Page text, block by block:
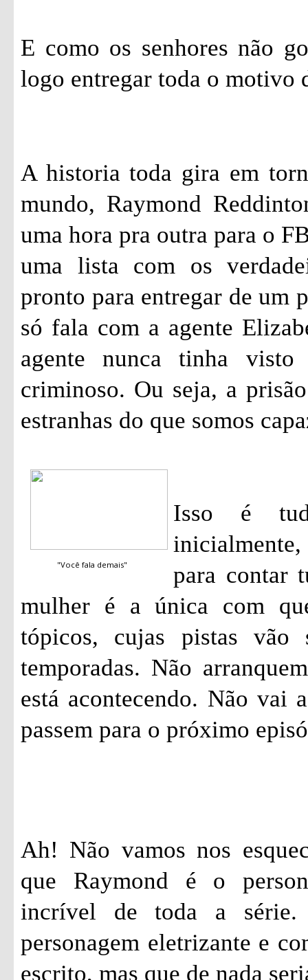
E como os senhores não
logo entregar toda o motivo
A historia toda gira em
mundo, Raymond
uma hora pra outra para o
uma lista com os
pronto para entregar de um
só fala com a agente
agente nunca tinha
criminoso. Ou seja, a
estranhas do que somos
"Você fala demais"
Isso é
para contar
mulher é a única com
tópicos, cujas pistas vão
temporadas. Não
está acontecendo. Não vai
passem para o próximo
Ah! Não vamos nos
que Raymond é o
incrível de toda a
personagem eletrizante e
escrito, mas que de nada